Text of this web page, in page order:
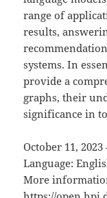
range of
results,
systems. In
provide a
graphs, their
significance in
October 11,
Language:
More